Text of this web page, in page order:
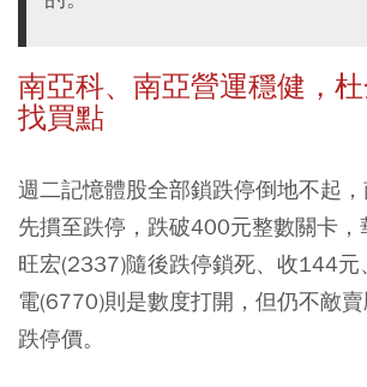
南亞科、南亞營運穩健，
找買點
週二記憶體股全部鎖跌停倒地不起
先摜至跌停，跌破400元整數關卡，
旺宏(2337)隨後跌停鎖死、收144
電(6770)則是數度打開，但仍不敵
跌停價。